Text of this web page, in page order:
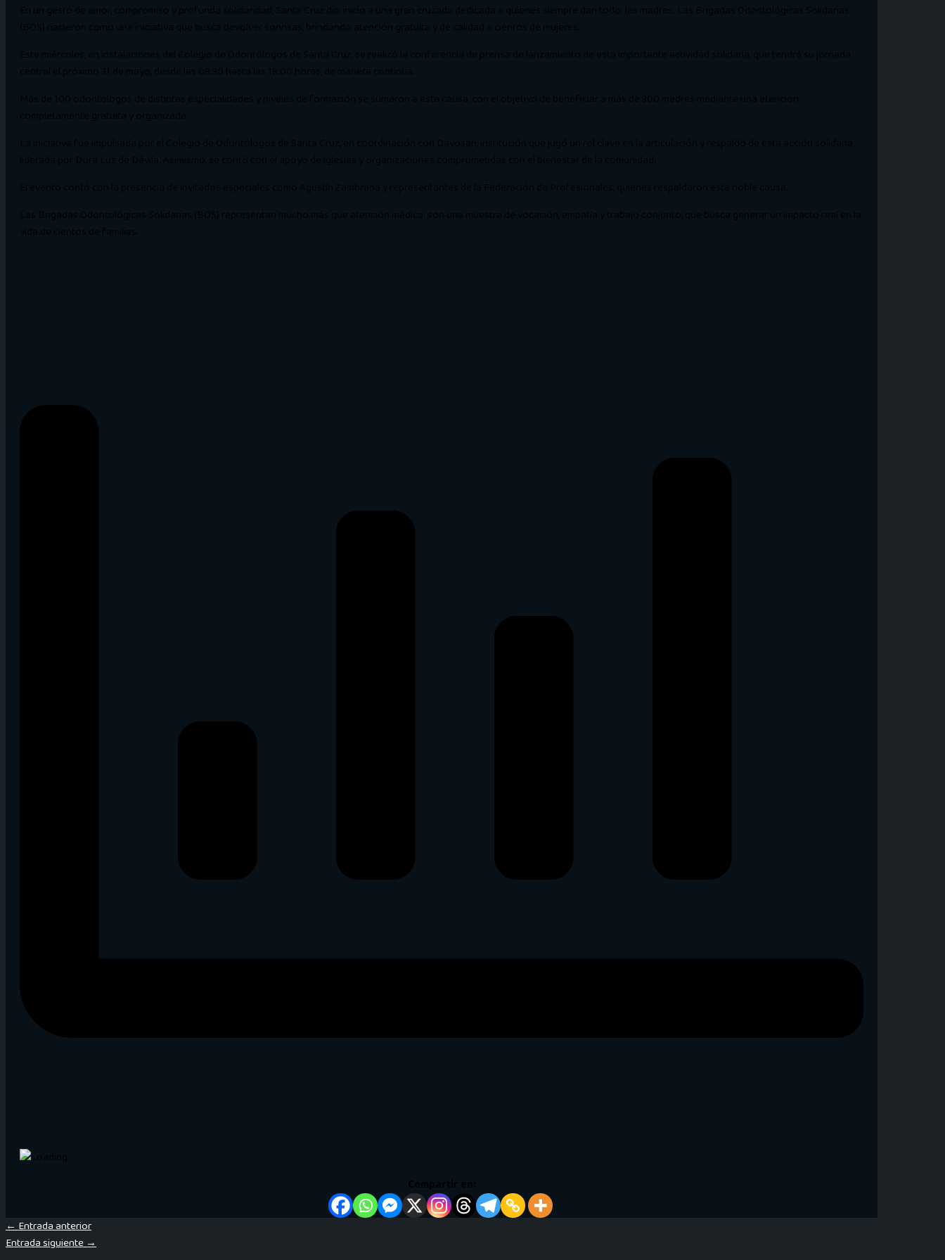
En un gesto de amor, compromiso y profunda solidaridad, Santa Cruz dio inicio a una gran cruzada dedicada a quienes siempre dan todo: las madres. Las Brigadas Odontológicas Solidarias
(BOS) nacieron como una iniciativa que busca devolver sonrisas, brindando atención gratuita y de calidad a cientos de mujeres.
Este miércoles, en instalaciones del Colegio de Odontólogos de Santa Cruz, se realizó la conferencia de prensa de lanzamiento de esta importante actividad solidaria, que tendrá su jornada
central el próximo 31 de mayo, desde las 08:30 hasta las 18:00 horas, de manera continua.
Más de 100 odontólogos de distintas especialidades y niveles de formación se sumaron a esta causa, con el objetivo de beneficiar a más de 300 madres mediante una atención
completamente gratuita y organizada.
La iniciativa fue impulsada por el Colegio de Odontólogos de Santa Cruz, en coordinación con Davosan, institución que jugó un rol clave en la articulación y respaldo de esta acción solidaria,
liderada por Dora Luz de Dávila. Asimismo, se contó con el apoyo de iglesias y organizaciones comprometidas con el bienestar de la comunidad.
El evento contó con la presencia de invitados especiales como Agustín Zambrana y representantes de la Federación de Profesionales, quienes respaldaron esta noble causa.
Las Brigadas Odontológicas Solidarias (BOS) representan mucho más que atención médica: son una muestra de vocación, empatía y trabajo conjunto, que busca generar un impacto real en la
vida de cientos de familias.
Compartir en:
←Entrada anterior
Entrada siguiente→